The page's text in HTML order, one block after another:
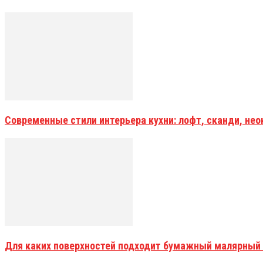
Современные стили интерьера кухни: лофт, сканди,
Для каких поверхностей подходит бумажный малярный